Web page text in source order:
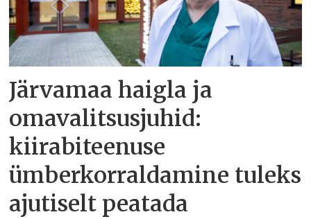
Järvamaa haigla ja
omavalitsusjuhid:
kiirabiteenuse
ümberkorraldamine tuleks
ajutiselt peatada